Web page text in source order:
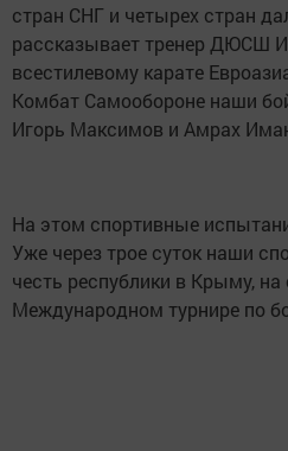
стран СНГ и четырех стран
рассказывает тренер ДЮСШ
всестилевому карате
Комбат Самообороне наши
Игорь Максимов и Амрах
На этом спортивные
Уже через трое суток наши
честь республики в Крыму,
Международном турнире по